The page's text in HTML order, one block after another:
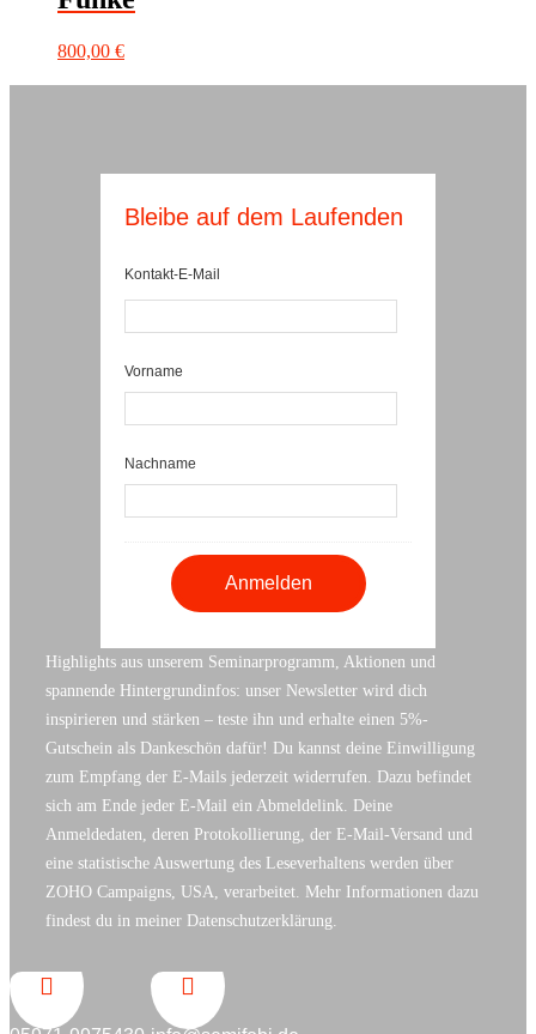
800,00 €


Bleibe auf dem Laufenden
Kontakt-E-Mail
Vorname
Nachname
Highlights aus unserem Seminarprogramm, Aktionen und
spannende Hintergrundinfos: unser Newsletter wird dich
inspirieren und stärken – teste ihn und erhalte einen 5%-
Gutschein als Dankeschön dafür! Du kannst deine Einwilligung
zum Empfang der E-Mails jederzeit widerrufen. Dazu befindet
sich am Ende jeder E-Mail ein Abmeldelink. Deine
Anmeldedaten, deren Protokollierung, der E-Mail-Versand und
eine statistische Auswertung des Leseverhaltens werden über
ZOHO Campaigns, USA, verarbeitet. Mehr Informationen dazu
findest du in meiner Datenschutzerklärung.